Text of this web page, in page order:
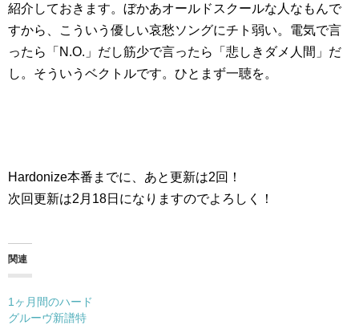
紹介しておきます。ぼかあオールドスクールな人なもんで
すから、こういう優しい哀愁ソングにチト弱い。電気で言
ったら「N.O.」だし筋少で言ったら「悲しきダメ人間」だ
し。そういうベクトルです。ひとまず一聴を。
Hardonize本番までに、あと更新は2回！
次回更新は2月18日になりますのでよろしく！
関連
1ヶ月間のハード
グルーヴ新譜特